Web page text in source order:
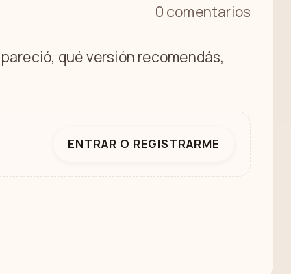
0 comentarios
qué versión recomendás,
ENTRAR O REGISTRARME